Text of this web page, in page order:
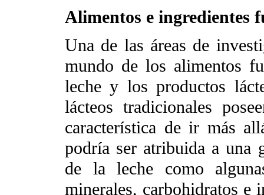
Alimentos e ingredientes
Una de las áreas de
mundo de los alimentos
leche y los productos
lácteos tradicionales
característica de ir más
podría ser atribuida a una
de la leche como
minerales, carbohidratos e